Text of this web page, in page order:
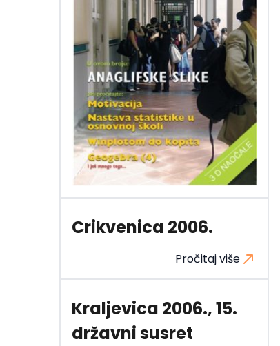
Crikvenica 2006.
Pročitaj više
Kraljevica 2006., 15.
državni susret